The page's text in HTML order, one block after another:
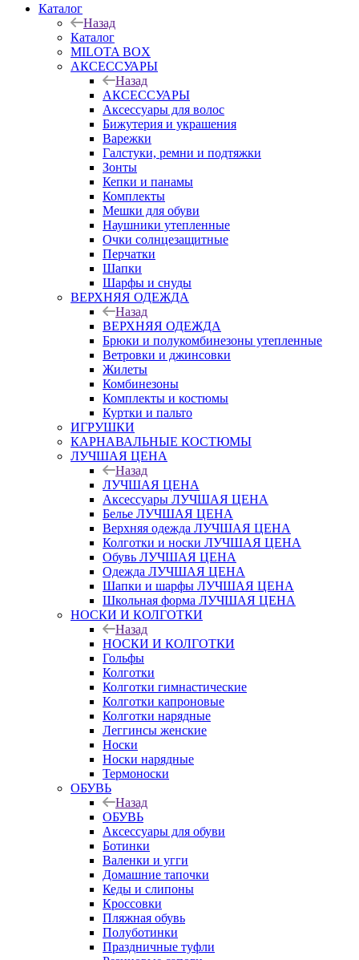
Каталог
Назад
Каталог
MILOTA BOX
АКСЕССУАРЫ
Назад
АКСЕССУАРЫ
Аксессуары для волос
Бижутерия и украшения
Варежки
Галстуки, ремни и подтяжки
Зонты
Кепки и панамы
Комплекты
Мешки для обуви
Наушники утепленные
Очки солнцезащитные
Перчатки
Шапки
Шарфы и снуды
ВЕРХНЯЯ ОДЕЖДА
Назад
ВЕРХНЯЯ ОДЕЖДА
Брюки и полукомбинезоны утепленные
Ветровки и джинсовки
Жилеты
Комбинезоны
Комплекты и костюмы
Куртки и пальто
ИГРУШКИ
КАРНАВАЛЬНЫЕ КОСТЮМЫ
ЛУЧШАЯ ЦЕНА
Назад
ЛУЧШАЯ ЦЕНА
Аксессуары ЛУЧШАЯ ЦЕНА
Белье ЛУЧШАЯ ЦЕНА
Верхняя одежда ЛУЧШАЯ ЦЕНА
Колготки и носки ЛУЧШАЯ ЦЕНА
Обувь ЛУЧШАЯ ЦЕНА
Одежда ЛУЧШАЯ ЦЕНА
Шапки и шарфы ЛУЧШАЯ ЦЕНА
Школьная форма ЛУЧШАЯ ЦЕНА
НОСКИ И КОЛГОТКИ
Назад
НОСКИ И КОЛГОТКИ
Гольфы
Колготки
Колготки гимнастические
Колготки капроновые
Колготки нарядные
Леггинсы женские
Носки
Носки нарядные
Термоноски
ОБУВЬ
Назад
ОБУВЬ
Аксессуары для обуви
Ботинки
Валенки и угги
Домашние тапочки
Кеды и слипоны
Кроссовки
Пляжная обувь
Полуботинки
Праздничные туфли